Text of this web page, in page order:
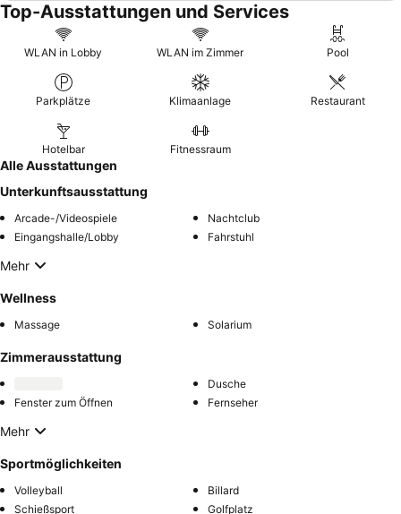
Top-Ausstattungen und Services
WLAN in Lobby WLAN im Zimmer Pool
Parkplätze Klimaanlage Restaurant
Hotelbar Fitnessraum
Alle Ausstattungen
Unterkunftsausstattung
Arcade-/Videospiele
Nachtclub
Eingangshalle/Lobby
Fahrstuhl
Mehr
Wellness
Massage Solarium
Zimmerausstattung
Dusche
Fenster zum Öffnen
Fernseher
Mehr
Sportmöglichkeiten
Volleyball
Billard
Schießsport
Golfplatz